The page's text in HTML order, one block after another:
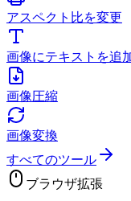
アスペクト比を変更
画像にテキストを追
画像圧縮
画像変換
すべてのツール
ブラウザ拡張